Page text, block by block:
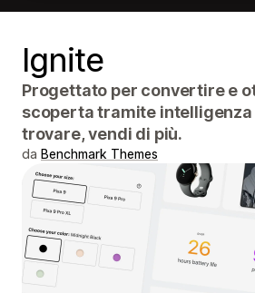
Ignite
Progettato per convertire e
scoperta tramite
trovare, vendi di più.
da Benchmark Themes